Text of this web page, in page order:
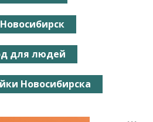
для людей
Новосибирска